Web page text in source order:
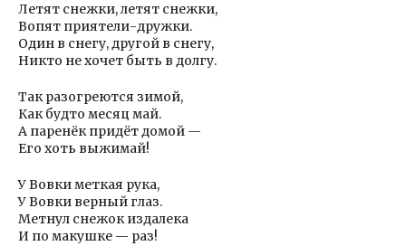
Летят снежки, летят снежки,
Вопят приятели-дружки.
Один в снегу, другой в снегу,
Никто не хочет быть в долгу.
Так разогреются зимой,
Как будто месяц май.
А паренёк придёт домой —
Его хоть выжимай!
У Вовки меткая рука,
У Вовки верный глаз.
Метнул снежок издалека
И по макушке — раз!